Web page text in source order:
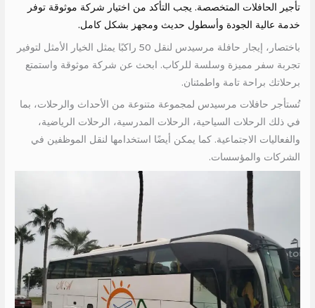
تأجير الحافلات المتخصصة. يجب التأكد من اختيار شركة موثوقة توفر
خدمة عالية الجودة وأسطول حديث ومجهز بشكل كامل.
باختصار، إيجار حافلة مرسيدس لنقل 50 راكبًا يمثل الخيار الأمثل لتوفير
تجربة سفر مميزة وسلسة للركاب. ابحث عن شركة موثوقة واستمتع
برحلاتك براحة تامة واطمئنان.
تُستأجر حافلات مرسيدس لمجموعة متنوعة من الأحداث والرحلات، بما
في ذلك الرحلات السياحية، الرحلات المدرسية، الرحلات الرياضية،
والفعاليات الاجتماعية. كما يمكن أيضًا استخدامها لنقل الموظفين في
الشركات والمؤسسات.